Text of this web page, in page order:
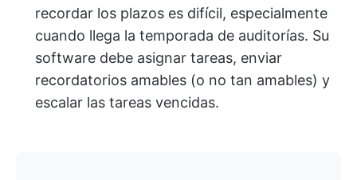
recordar los plazos es difícil, especialmente
cuando llega la temporada de auditorías. Su
software debe asignar tareas, enviar
recordatorios amables (o no tan amables) y
escalar las tareas vencidas.